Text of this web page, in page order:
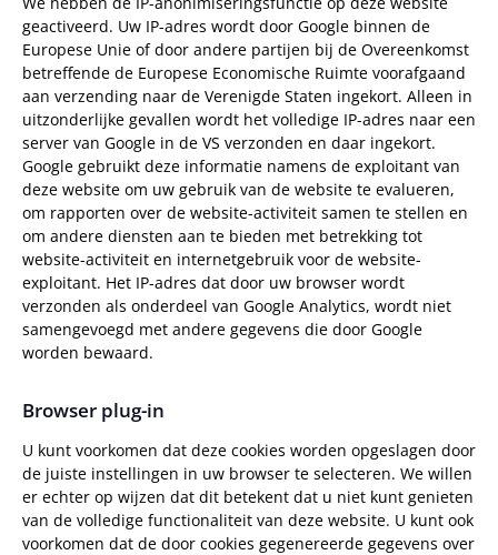
geactiveerd. Uw IP-adres wordt door Google binnen de
Europese Unie of door andere partijen bij de Overeenkomst
betreffende de Europese Economische Ruimte voorafgaand
aan verzending naar de Verenigde Staten ingekort. Alleen in
uitzonderlijke gevallen wordt het volledige IP-adres naar een
server van Google in de VS verzonden en daar ingekort.
Google gebruikt deze informatie namens de exploitant van
deze website om uw gebruik van de website te evalueren,
om rapporten over de website-activiteit samen te stellen en
om andere diensten aan te bieden met betrekking tot
website-activiteit en internetgebruik voor de website-
exploitant. Het IP-adres dat door uw browser wordt
verzonden als onderdeel van Google Analytics, wordt niet
samengevoegd met andere gegevens die door Google
worden bewaard.
Browser plug-in
U kunt voorkomen dat deze cookies worden opgeslagen door
de juiste instellingen in uw browser te selecteren. We willen
er echter op wijzen dat dit betekent dat u niet kunt genieten
van de volledige functionaliteit van deze website. U kunt ook
voorkomen dat de door cookies gegenereerde gegevens over